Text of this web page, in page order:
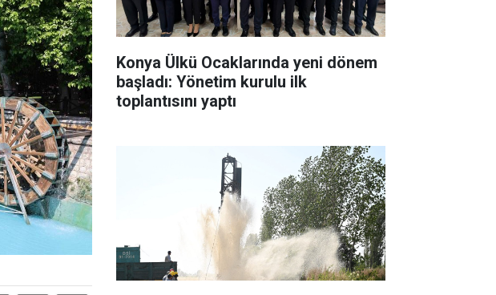
Konya Ülkü Ocaklarında yeni dönem
başladı: Yönetim kurulu ilk
toplantısını yaptı